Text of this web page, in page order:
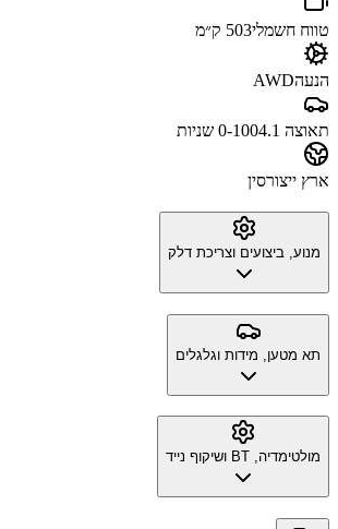
טווח חשמלי503 ק״מ
הנעהAWD
תאוצה 0-100 4.1 שניות
ארץ ייצורסין
מנוע, ביצועים וצריכת דלק
תא מטען, מידות וגלגלים
מולטימדיה, BT ושיקוף נייד